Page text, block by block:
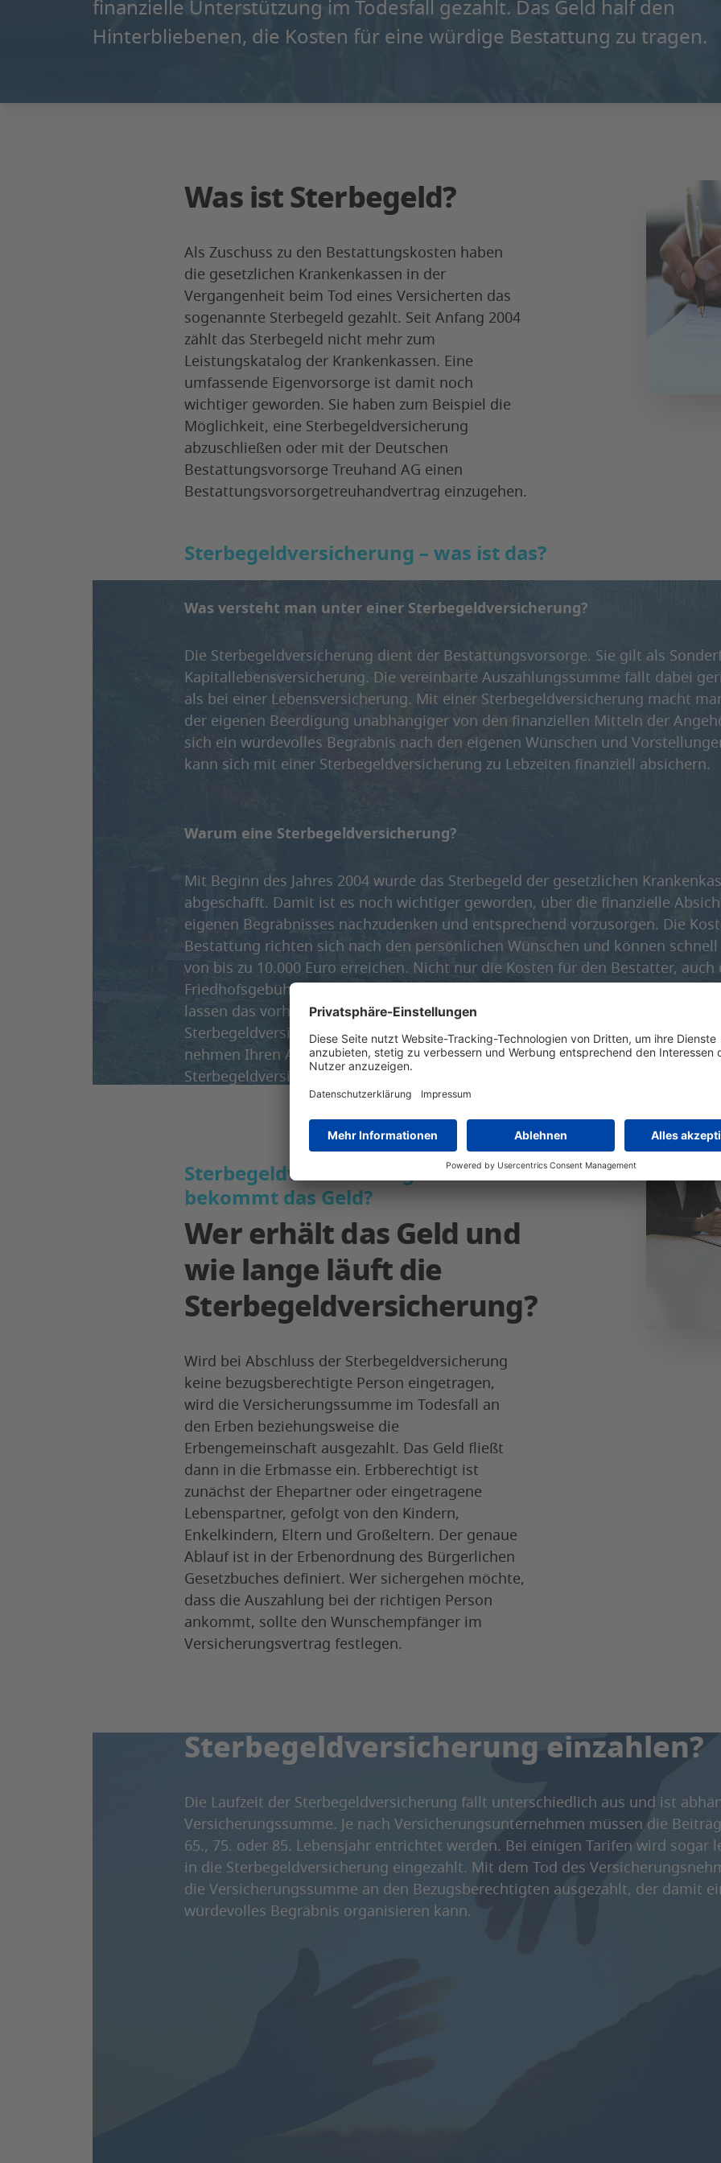
finanzielle Unterstützung im Todesfall gezahlt. Das Geld half den
Hinterbliebenen, die Kosten für eine würdige Bestattung zu tragen.
Was ist Sterbegeld?
Als Zuschuss zu den Bestattungskosten haben
die gesetzlichen Krankenkassen in der
Vergangenheit beim Tod eines Versicherten das
sogenannte Sterbegeld gezahlt. Seit Anfang 2004
zählt das Sterbegeld nicht mehr zum
Leistungskatalog der Krankenkassen. Eine
umfassende Eigenvorsorge ist damit noch
wichtiger geworden. Sie haben zum Beispiel die
Möglichkeit, eine Sterbegeldversicherung
abzuschließen oder mit der Deutschen
Bestattungsvorsorge Treuhand AG einen
Bestattungsvorsorgetreuhandvertrag einzugehen.
Sterbegeldversicherung – was ist das?
Was versteht man unter einer Sterbegeldversicherung?
Die Sterbegeldversicherung dient der Bestattungsvorsorge. Sie gilt als
Kapitallebensversicherung. Die vereinbarte Auszahlungssumme fällt dabei
als bei einer Lebensversicherung. Mit einer Sterbegeldversicherung macht
der eigenen Beerdigung unabhängiger von den finanziellen Mitteln der
sich ein würdevolles Begräbnis nach den eigenen Wünschen und
kann sich mit einer Sterbegeldversicherung zu Lebzeiten finanziell absichern.
Warum eine Sterbegeldversicherung?
Mit Beginn des Jahres 2004 wurde das Sterbegeld der gesetzlichen
abgeschafft. Damit ist es noch wichtiger geworden, über die finanzielle
eigenen Begräbnisses nachzudenken und entsprechend vorzusorgen. Die
Bestattung richten sich nach den persönlichen Wünschen und können schnell
von bis zu 10.000 Euro erreichen. Nicht nur die Kosten für den Bestatter, auch
Friedhofsgebühren sowie Ausgaben für den Sarg, den Blumenschmuck und
lassen das vorhandene Budget schnell schrumpfen. Mit einer privaten
Sterbegeldversicherung fangen Sie die Kosten voll oder zumindest anteilig auf
nehmen Ihren Angehörigen die größte finanzielle Last. Sinnvoll ist eine
Sterbegeldversicherung allerdings nur dann, wenn man selbst keine
Kosten aufbauen kann.
Sterbegeldversicherung – wer
bekommt das Geld?
Wer erhält das Geld und
wie lange läuft die
Sterbegeldversicherung?
Wird bei Abschluss der Sterbegeldversicherung
keine bezugsberechtigte Person eingetragen,
wird die Versicherungssumme im Todesfall an
den Erben beziehungsweise die
Erbengemeinschaft ausgezahlt. Das Geld fließt
dann in die Erbmasse ein. Erbberechtigt ist
zunächst der Ehepartner oder eingetragene
Lebenspartner, gefolgt von den Kindern,
Enkelkindern, Eltern und Großeltern. Der genaue
Ablauf ist in der Erbenordnung des Bürgerlichen
Gesetzbuches definiert. Wer sichergehen möchte,
dass die Auszahlung bei der richtigen Person
ankommt, sollte den Wunschempfänger im
Versicherungsvertrag festlegen.
Sterbegeldversicherung einzahlen?
Die Laufzeit der Sterbegeldversicherung fällt unterschiedlich aus und ist
Versicherungssumme. Je nach Versicherungsunternehmen müssen die
65., 75. oder 85. Lebensjahr entrichtet werden. Bei einigen Tarifen wird sogar
in die Sterbegeldversicherung eingezahlt. Mit dem Tod des
die Versicherungssumme an den Bezugsberechtigten ausgezahlt, der damit
würdevolles Begräbnis organisieren kann.